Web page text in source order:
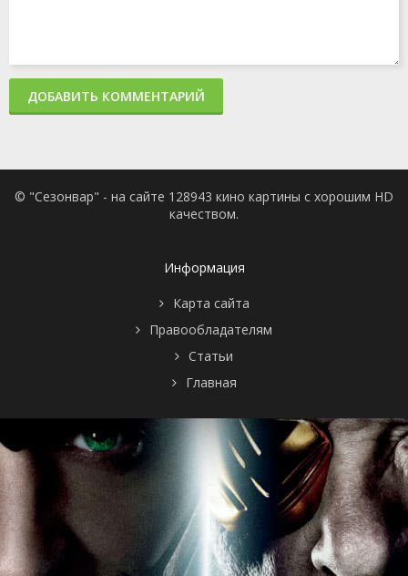
ДОБАВИТЬ КОММЕНТАРИЙ
© "Сезонвар" - на сайте 128943 кино картины с хорошим HD
качеством.
Информация
Карта сайта
Правообладателям
Статьи
Главная